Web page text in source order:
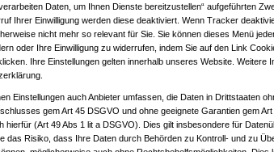
140 Stk müssten also
schaue ich jetzt durch
Daten, um Ihnen Dienste bereitzustellen“ aufgeführten
Ihrer Einwilligung werden diese deaktiviert. Wenn Tracker
nicht mehr so relevant für Sie. Sie können dieses Menü
oder Ihre Einwilligung zu widerrufen, indem Sie auf den Link
Ihre Einstellungen gelten innerhalb unseres Website. Weitere
Einstellungen auch Anbieter umfassen, die Daten in Drittstaaten
gem Art 45 DSGVO und ohne geeignete Garantien gem
hierfür (Art 49 Abs 1 lit a DSGVO). Dies gilt insbesondere für
das Risiko, dass Ihre Daten durch Behörden zu Kontroll- und zu